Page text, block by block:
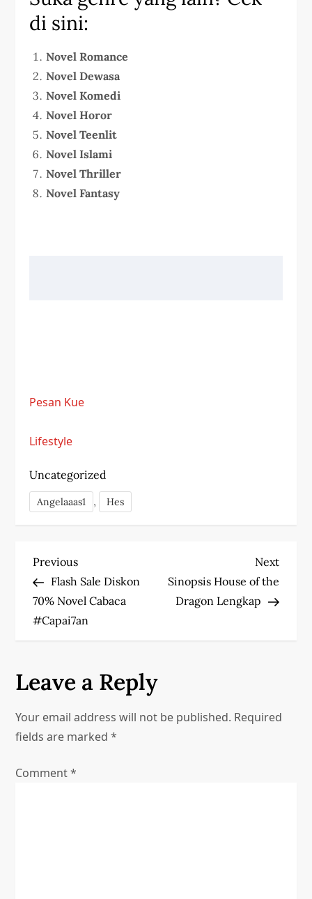
di sini:
Novel Romance
Novel Dewasa
Novel Komedi
Novel Horor
Novel Teenlit
Novel Islami
Novel Thriller
Novel Fantasy
Pesan Kue
Lifestyle
Uncategorized
Angelaaas1 , Hes
P
o
s
n
a
v
i
Previous
Post
Previous
Flash Sale Diskon
70% Novel Cabaca
#Capai7an
Next
Post
Next
Sinopsis House of the
Dragon Lengkap
Leave a Reply
Your email address will not be published. Required
fields are marked*
Comment*